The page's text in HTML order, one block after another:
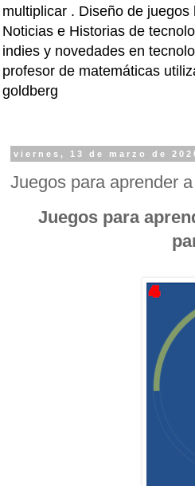
multiplicar . Diseño de
Noticias e Historias de
indies y novedades en
profesor de matemáticas
goldberg
viernes, 13 de marzo de
Juegos para aprender
Juegos para